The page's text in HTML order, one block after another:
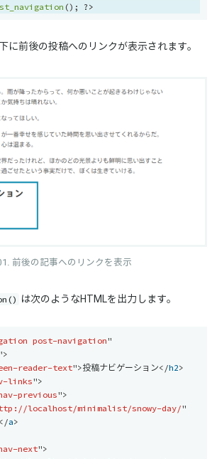
() ; ?>
に前後の投稿へのリンクが表示されます。
前後の記事へのリンクを表示
は次のようなHTMLを出力します。
post-navigation"
>
reader-text">投稿ナビゲーション</h2>
links">
previous">
localhost/minimalist/snowy-day/"
</a>
next">